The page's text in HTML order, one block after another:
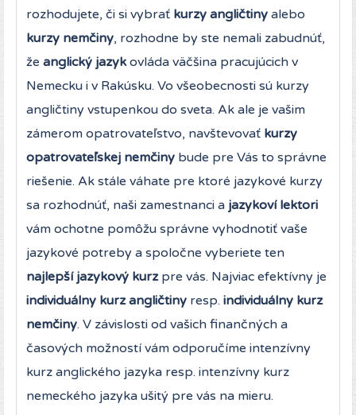
rozhodujete, či si vybrať kurzy angličtiny alebo
kurzy nemčiny, rozhodne by ste nemali zabudnúť,
že anglický jazykovláda väčšina pracujúcich v
Nemecku i v Rakúsku. Vo všeobecnosti sú kurzy
angličtiny vstupenkou do sveta. Ak ale je vašim
zámerom opatrovateľstvo, navštevovať kurzy
opatrovateľskej nemčiny bude pre Vás to správne
riešenie. Ak stále váhate pre ktoré jazykové kurzy
sa rozhodnúť, naši zamestnanci a jazykoví lektori
vám ochotne pomôžu správne vyhodnotiť vaše
jazykové potreby a spoločne vyberiete ten
najlepší jazykový kurzpre vás. Najviac efektívny je
individuálny kurz angličtiny resp. individuálny kurz
nemčiny. V závislosti od vašich finančných a
časových možností vám odporučíme intenzívny
kurz anglického jazyka resp. intenzívny kurz
nemeckého jazyka ušitý pre vás na mieru.